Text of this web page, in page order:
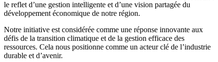
le reflet d’une gestion intelligente et d’une vision partagée du
développement économique de notre région.
Notre initiative est considérée comme une réponse innovante aux
défis de la transition climatique et de la gestion efficace des
ressources. Cela nous positionne comme un acteur clé de l’industrie
durable et d’avenir.